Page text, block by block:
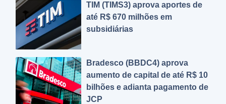
TIM (TIMS3) aprova aportes de
até R$ 670 milhões em
subsidiárias
Bradesco (BBDC4) aprova
aumento de capital de até R$ 10
bilhões e adianta pagamento de
JCP